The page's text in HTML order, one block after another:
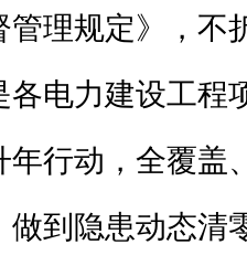
管理规定》，不
各电力建设工程
年行动，全覆盖
做到隐患动态清